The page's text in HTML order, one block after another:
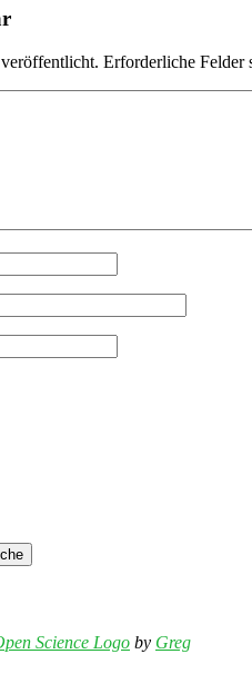
Erforderliche Felder
Science Logo by Greg